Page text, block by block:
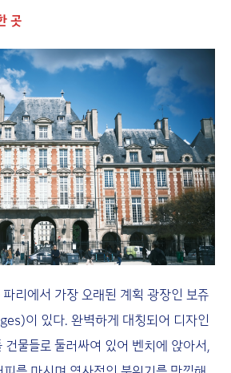
곳
리에서 가장 오래된 계획 광장인 보쥬
이 있다. 완벽하게 대칭되어 디자인
건물들로 둘러싸여 있어 벤치에 앉아서,